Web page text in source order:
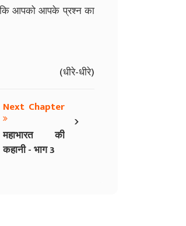
कि आपको आपके प्रश्न का
(धीरे-धीरे)
›
Next Chapter
महाभारत की
कहानी - भाग 3